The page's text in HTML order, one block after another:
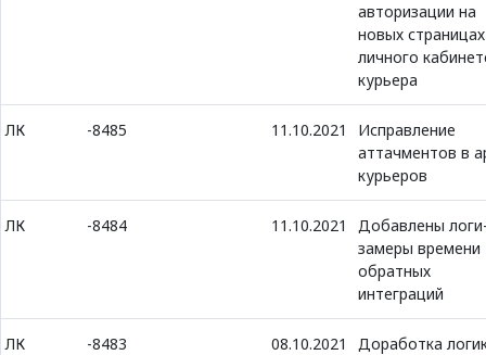
авторизации на
новых страницах
личного
курьера
ЛК -8485 11.10.2021
Исправление
аттачментов в
курьеров
ЛК -8484 11.10.2021
Добавлены
замеры времени
обратных
интеграций
ЛК -8483 08.10.2021
Доработка